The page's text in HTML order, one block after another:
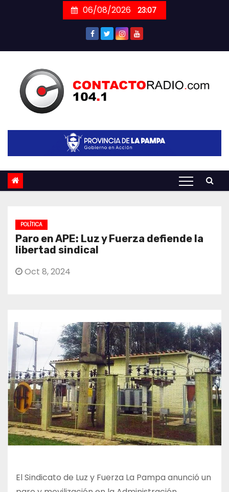
06/08/2026 23:07
POLÍTICA
Paro en APE: Luz y Fuerza defiende la
libertad sindical
Oct 8, 2024
El Sindicato de Luz y Fuerza La Pampa anunció un